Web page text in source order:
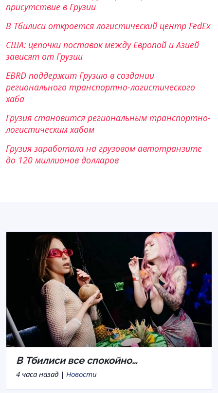
присутствие в Грузии
В Тбилиси откроется логистический центр FedEx
США: цепочки поставок между Европой и Азией
зависят от Грузии
EBRD поддержит Грузию в создании
регионального транспортно-логистического
хаба
Грузия становится региональным транспортно-
логистическим хабом
Грузия заработала на грузовом автотранзите
до 120 миллионов долларов
В Тбилиси все спокойно…
4 часа назад | Новости